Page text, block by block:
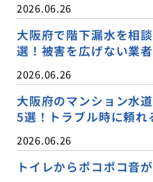
2026.06.26
大阪府で階下漏水を相
選！被害を広げない業
2026.06.26
大阪府のマンション水
5選！トラブル時に頼
2026.06.26
トイレからポコポコ音